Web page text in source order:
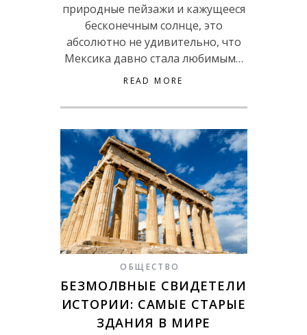
природные пейзажи и кажущееся
бесконечным солнце, это
абсолютно не удивительно, что
Мексика давно стала любимым…
READ MORE
ОБЩЕСТВО
БЕЗМОЛВНЫЕ СВИДЕТЕЛИ
ИСТОРИИ: САМЫЕ СТАРЫЕ
ЗДАНИЯ В МИРЕ